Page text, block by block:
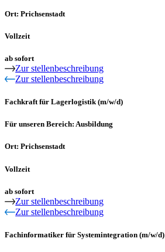
Ort: Prichsenstadt
Vollzeit
ab sofort
Zur stellenbeschreibung
Zur stellenbeschreibung
Fachkraft für Lagerlogistik (m/w/d)
Für unseren Bereich: Ausbildung
Ort: Prichsenstadt
Vollzeit
ab sofort
Zur stellenbeschreibung
Zur stellenbeschreibung
Fachinformatiker für Systemintegration (m/w/d)